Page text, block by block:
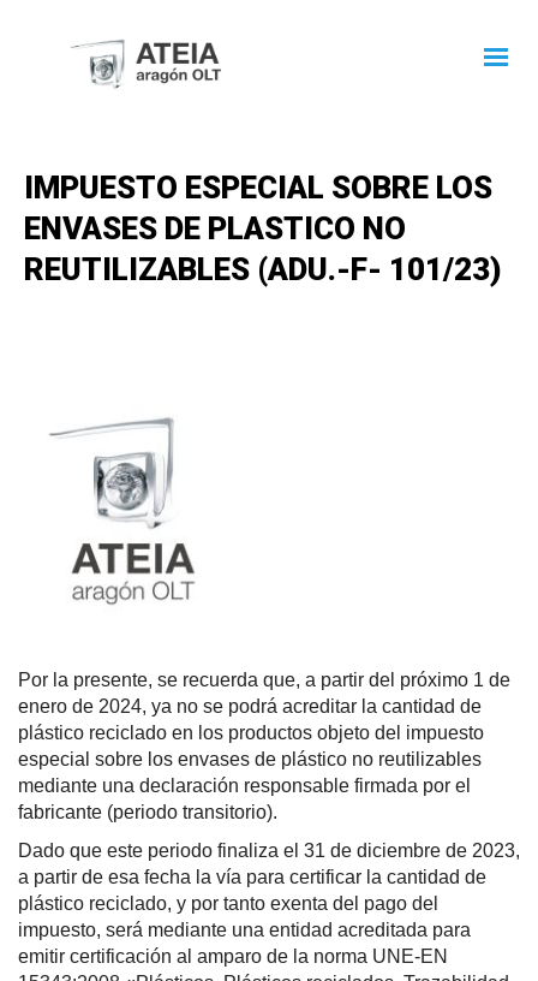
IMPUESTO ESPECIAL SOBRE LOS
ENVASES DE PLASTICO NO
REUTILIZABLES (ADU.-F- 101/23)
Por la presente, se recuerda que, a partir del próximo 1 de
enero de 2024, ya no se podrá acreditar la cantidad de
plástico reciclado en los productos objeto del impuesto
especial sobre los envases de plástico no reutilizables
mediante una declaración responsable firmada por el
fabricante (periodo transitorio).
Dado que este periodo finaliza el 31 de diciembre de 2023,
a partir de esa fecha la vía para certificar la cantidad de
plástico reciclado, y por tanto exenta del pago del
impuesto, será mediante una entidad acreditada para
emitir certificación al amparo de la norma UNE-EN